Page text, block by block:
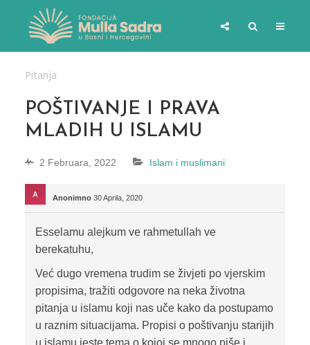
Pitanja
POŠTIVANJE I PRAVA
MLADIH U ISLAMU
2 Februara, 2022 Islam i muslimani
Anonimno 30 Aprila, 2020
Esselamu alejkum ve rahmetullah ve
berekatuhu,
Već dugo vremena trudim se živjeti po vjerskim
propisima, tražiti odgovore na neka životna
pitanja u islamu koji nas uče kako da postupamo
u raznim situacijama. Propisi o poštivanju starijih